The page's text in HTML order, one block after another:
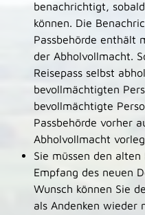
benachrichtigt,
können. Die
Passbehörde enthält
der Abholvollmacht.
Reisepass selbst
bevollmächtigten
bevollmächtigte
Passbehörde vorher
Abholvollmacht
Sie müssen den alten
Empfang des neuen
Wunsch können Sie
als Andenken wieder